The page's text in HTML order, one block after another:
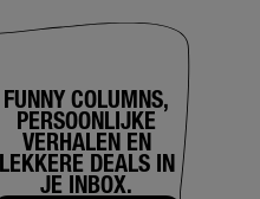
FUNNY COLUMNS,
PERSOONLIJKE
VERHALEN EN
LEKKERE DEALS IN
JE INBOX.